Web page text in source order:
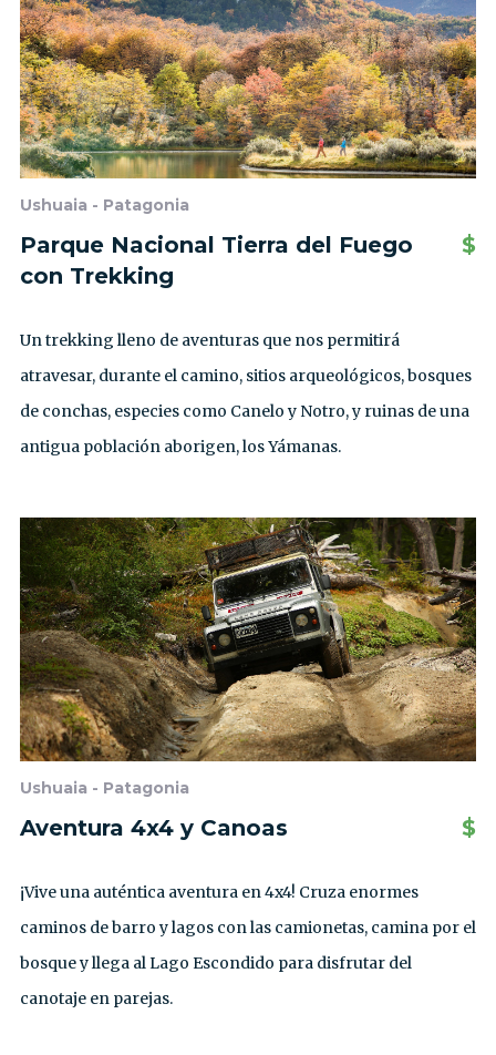
Ushuaia - Patagonia
Parque Nacional Tierra del Fuego
con Trekking
$
Un trekking lleno de aventuras que nos permitirá
atravesar, durante el camino, sitios arqueológicos, bosques
de conchas, especies como Canelo y Notro, y ruinas de una
antigua población aborigen, los Yámanas.
Ushuaia - Patagonia
Aventura 4x4 y Canoas $
¡Vive una auténtica aventura en 4x4! Cruza enormes
caminos de barro y lagos con las camionetas, camina por el
bosque y llega al Lago Escondido para disfrutar del
canotaje en parejas.